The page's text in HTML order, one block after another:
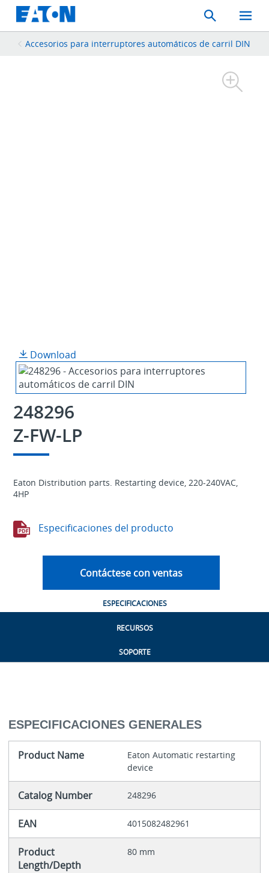
Search
Toggle
Mobile
Menu
Accesorios para interruptores automáticos de carril DIN
Download
248296
Z-FW-LP
Eaton Distribution parts. Restarting device, 220-240VAC,
4HP
Especificaciones del producto
Contáctese con ventas
ESPECIFICACIONES
RECURSOS
SOPORTE
ESPECIFICACIONES GENERALES
Product Name
Eaton Automatic restarting
device
Catalog Number 248296
EAN 4015082482961
Product
Length/Depth
80 mm